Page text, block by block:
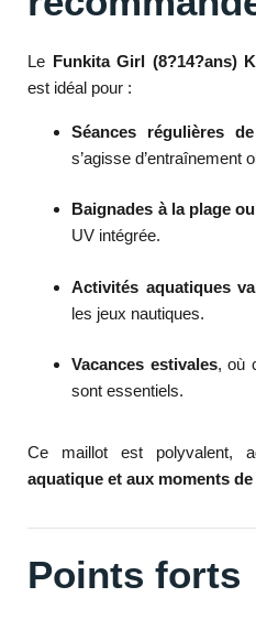
Le Funkita Girl (8?14?ans)
est idéal pour :
Séances régulières
s’agisse d’entraînement
Baignades à la plage
UV intégrée.
Activités aquatiques
les jeux nautiques.
Vacances estivales, où
sont essentiels.
Ce maillot est polyvalent,
aquatique et aux moments
Points forts